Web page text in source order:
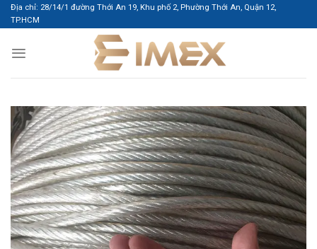
Bỏ
qua
dung
Địa chỉ: 28/14/1 đường Thới An 19, Khu phố 2, Phường Thới An, Quận 12,
TP.HCM